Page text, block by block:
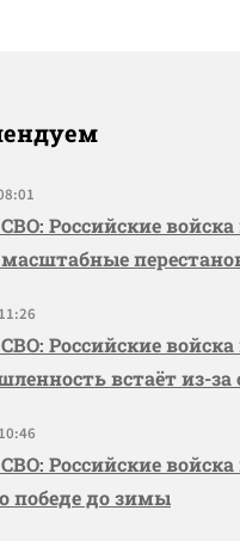
Российские
Российские
встаёт из-за
Российские
победе до зимы